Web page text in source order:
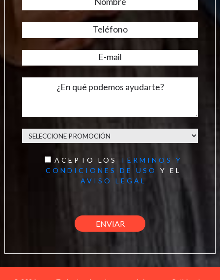
ACEPTO LOS TÉRMINOS Y
CONDICIONES DE USO
Y EL
AVISO LEGAL